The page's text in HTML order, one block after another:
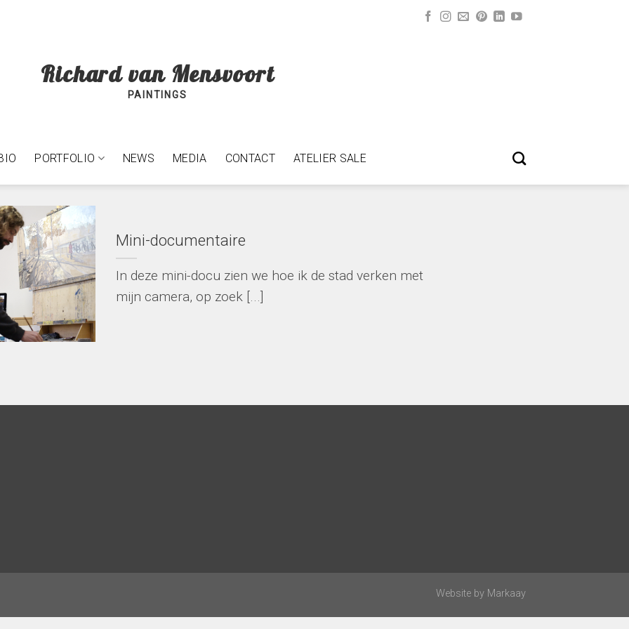
Richard van Mensvoort
PAINTINGS
PORTFOLIO NEWS MEDIA CONTACT ATELIER SALE
Mini-documentaire
In deze mini-docu zien we hoe ik de stad verken met
mijn camera, op zoek [...]
Website by Markaay